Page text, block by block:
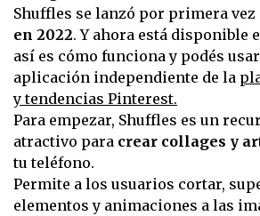
Shuffles se lanzó por primera vez
en 2022. Y ahora está disponible
así es cómo funciona y podés
aplicación independiente de la
y tendencias Pinterest.
Para empezar, Shuffles es un
atractivo para crear collages y
tu teléfono.
Permite a los usuarios cortar,
elementos y animaciones a las